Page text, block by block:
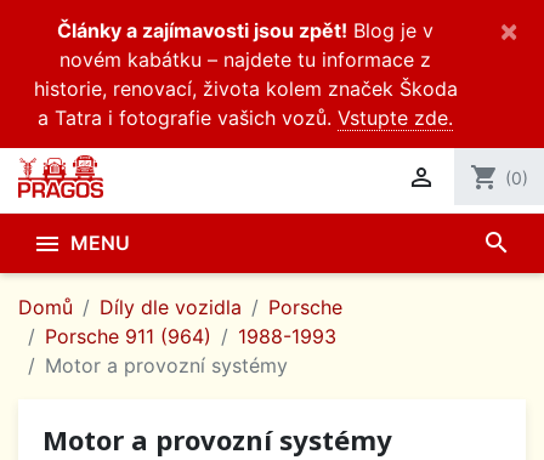
Články a zajímavosti jsou zpět! Blog je v
novém kabátku – najdete tu informace z
historie, renovací, života kolem značek Škoda
a Tatra i fotografie vašich vozů. Vstupte zde.
×
 shopping_cart (0)
 MENU search
Domů Díly dle vozidla
Porsche
Porsche 911 (964)
1988-1993
Motor a provozní systémy
Motor a provozní systémy